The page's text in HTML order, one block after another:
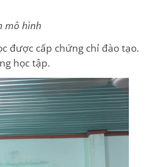
mô hình
được cấp chứng chỉ đào tạo.
học tập.